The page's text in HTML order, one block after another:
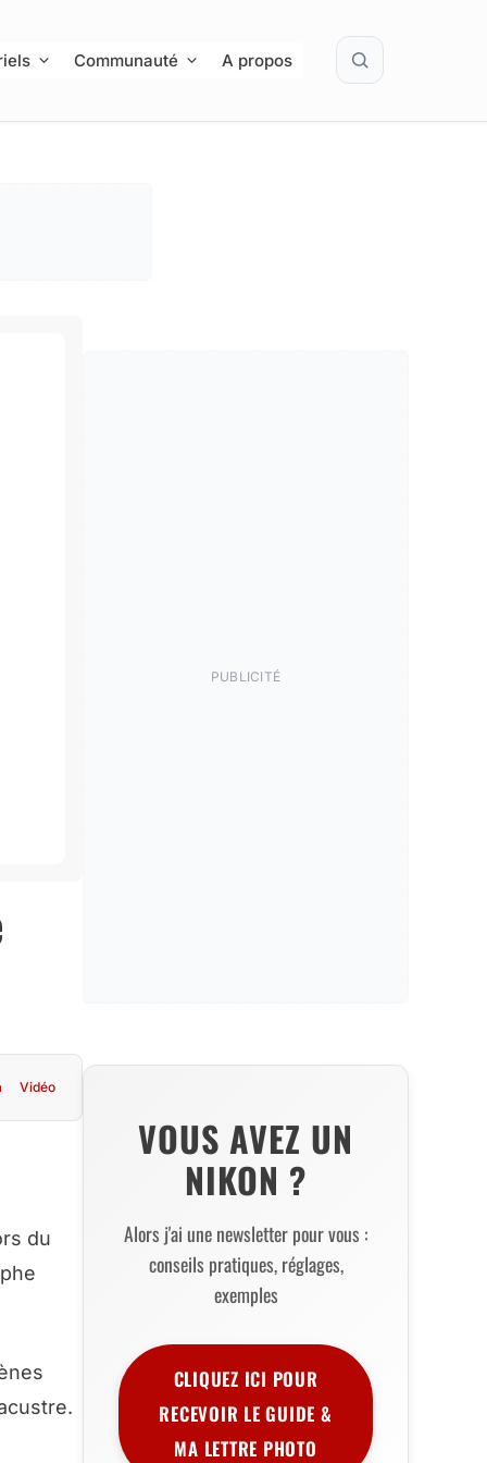
Communauté A propos Rechercher
Vidéo
du
PUBLICITÉ
VOUS AVEZ UN
NIKON ?
Alors j'ai une newsletter pour vous :
conseils pratiques, réglages,
exemples
CLIQUEZ ICI POUR
RECEVOIR LE GUIDE &
MA LETTRE PHOTO